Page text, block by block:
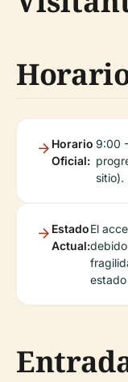
Horario
Oficial:
9:00
sitio).
Estado
Actual:
El